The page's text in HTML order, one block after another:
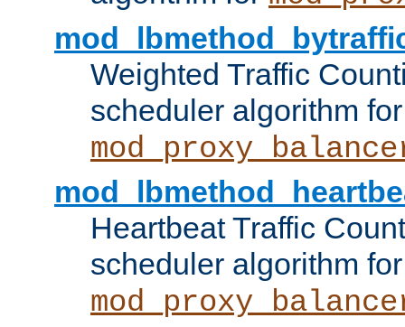
Weighted Traffic
scheduler algorithm for
Heartbeat Traffic
scheduler algorithm for